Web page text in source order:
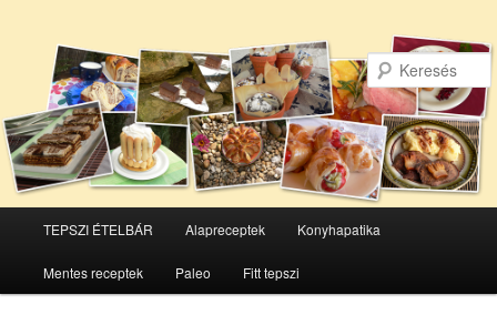
Tovább
az
Tovább
a
TEPSZI ÉTELBÁR Alapreceptek Konyhapatika
Mentes receptek Paleo Fitt tepszi